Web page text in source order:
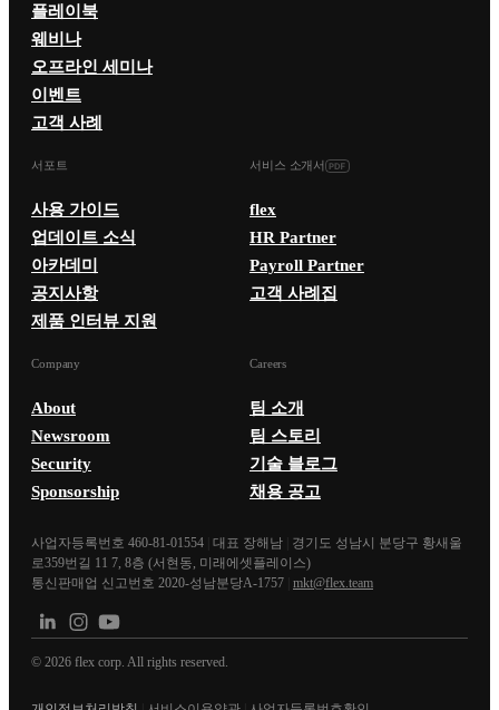
플레이북
웨비나
오프라인 세미나
이벤트
고객 사례
서포트
사용 가이드
업데이트 소식
아카데미
공지사항
제품 인터뷰 지원
서비스 소개서
flex
HR Partner
Payroll Partner
고객 사례집
Company
About
Newsroom
Security
Sponsorship
Careers
팀 소개
팀 스토리
기술 블로그
채용 공고
사업자등록번호 460-81-01554 대표 장해남
경기도 성남시 분당구 황새울
로359번길 11 7, 8층 (서현동, 미래에셋플레이스)
통신판매업 신고번호 2020-성남분당A-1757 mkt@flex.team
© 2026 flex corp. All rights reserved.